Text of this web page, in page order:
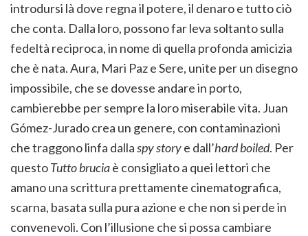
introdursi là dove regna il potere, il denaro e tutto ciò
che conta. Dalla loro, possono far leva soltanto sulla
fedeltà reciproca, in nome di quella profonda amicizia
che è nata. Aura, Mari Paz e Sere, unite per un disegno
impossibile, che se dovesse andare in porto,
cambierebbe per sempre la loro miserabile vita. Juan
Gómez-Jurado crea un genere, con contaminazioni
che traggono linfa dallaspy storye dall’hardboiled. Per
questoTutto bruciaè consigliato a quei lettori che
amano una scrittura prettamente cinematografica,
scarna, basata sulla pura azione e che non si perde in
convenevoli. Con l’illusione che si possa cambiare